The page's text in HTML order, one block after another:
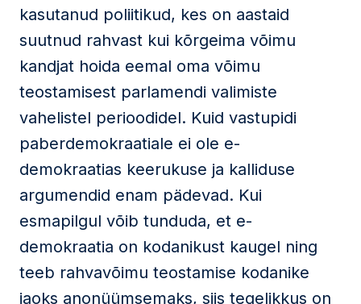
kasutanud poliitikud, kes on aastaid
suutnud rahvast kui kõrgeima võimu
kandjat hoida eemal oma võimu
teostamisest parlamendi valimiste
vahelistel perioodidel. Kuid vastupidi
paberdemokraatiale ei ole e-
demokraatias keerukuse ja kalliduse
argumendid enam pädevad. Kui
esmapilgul võib tunduda, et e-
demokraatia on kodanikust kaugel ning
teeb rahvavõimu teostamise kodanike
jaoks anonüümsemaks, siis tegelikkus on